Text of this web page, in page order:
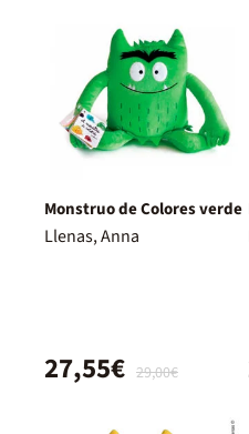
Monstruo de Colores verde
Llenas, Anna
29,00€
27,55€